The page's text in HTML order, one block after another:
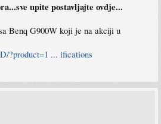
upite postavljajte ovdje...
Benq G900W koji je na akciji u
?product=1 ... ifications